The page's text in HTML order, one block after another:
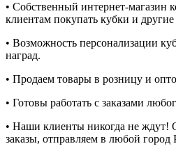
• Собственный интернет-магазин
клиентам покупать кубки и
• Возможность персонализации
наград.
• Продаем товары в розницу и
• Готовы работать с заказами
• Наши клиенты никогда не ждут!
заказы, отправляем в любой город